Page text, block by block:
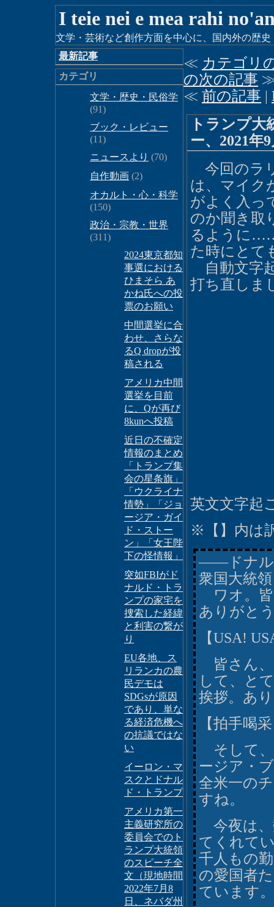
I teie nei e mea rahi
文学・芸術など創作方面を中心に、国内外の歴
最新記事
カテゴリ
文学・歴史・民俗学
(91)
ブック・レビュー
(11)
ニュースより (70)
自作動画 (2)
オカルト・心・科学
(150)
政治・宗教・世界
(311)
2024東京都知
事選における
ひまそら あ
かね氏への投
票のお願い
中間選挙に合
わせ、さらな
るQ dropが投
稿される
アメリカ中間
選挙を目前
に、Qが再び
8kunへ投稿
近日の不確定
情報のまとめ
「トランプ集
会の星条旗」
「ウクライナ
情勢」「ジョ
ージア・ガイ
ド・ストー
ン」「女王陛
下の怪情報」
突如FBIがド
ナルド・トラ
ンプの家宅を
捜索した経緯
と利害の繋が
り
EU各地、ス
リランカの農
民デモは
SDGsが原因
であり、単な
る経済危機へ
の抗議ではな
い
イーロン・マ
スクとドナル
ド・トランプ
アメリカ第一
主義研究所の
委員会でのト
ランプ大統領
のスピーチ全
文（現地時間
2022年7月8
日、ネバダ州
≪ カテゴリ
の次の記事
≪ 前の記事 |
トランプ
ー、2021年
今回のラ
は、マイク
がよく入っ
のか聞き取
るように
た時にとて
自動文字
打ち直しま
英文文字起
※【】内は
――ドナル
衆国大統領
ワオ。皆
ありがと
【USA!
皆さん、
して、と
挨拶。あ
【拍手喝
そして、
ージア・
全米一の
すね。
今夜は、
てくれて
千人もの
の愛国者
ています。